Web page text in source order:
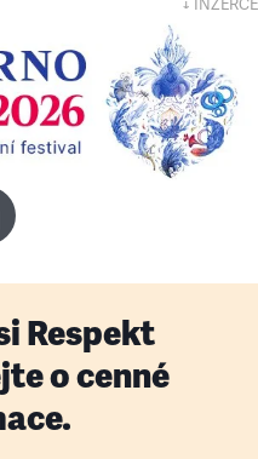
↓ INZERCE
Respekt
o cenné